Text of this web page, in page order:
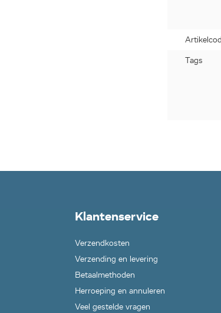
Tags
Klantenservice
Verzendkosten
Verzending en levering
Betaalmethoden
Herroeping en annuleren
Veel gestelde vragen